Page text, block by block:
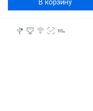
В корзину